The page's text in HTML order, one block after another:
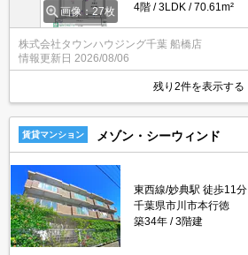
画像：27枚
4階
3LDK 70.61m²
株式会社タウンハウジング千葉 船橋店
情報更新日 2026/08/06
残り2件を表示する
賃貸マンション メゾン・シーウィンド
東西線/妙典駅 徒歩11分
千葉県市川市本行徳
築34年
3階建